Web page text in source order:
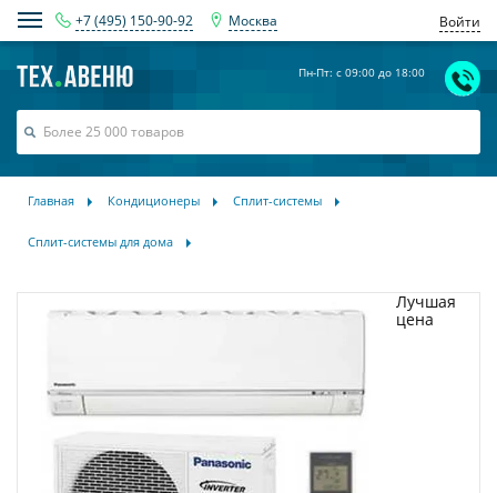
+7 (495) 150-90-92 Москва Войти
Пн-Пт: с 09:00 до 18:00
Главная Кондиционеры Сплит-системы
Сплит-системы для дома
Лучшая
цена